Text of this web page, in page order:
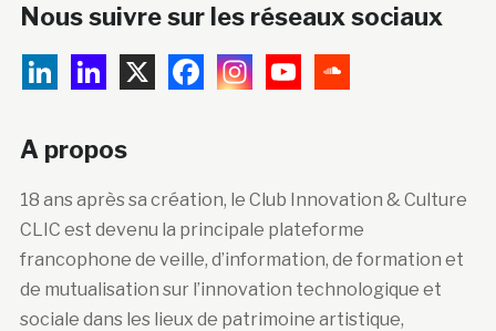
Nous suivre sur les réseaux sociaux
A propos
18 ans après sa création, le Club Innovation & Culture
CLIC est devenu la principale plateforme
francophone de veille, d’information, de formation et
de mutualisation sur l’innovation technologique et
sociale dans les lieux de patrimoine artistique,